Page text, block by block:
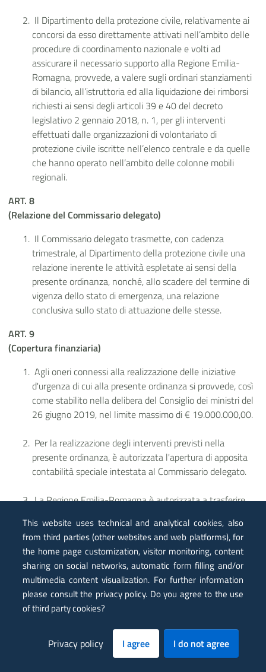
Il Dipartimento della protezione civile, relativamente ai
concorsi da esso direttamente attivati nell’ambito delle
procedure di coordinamento nazionale e volti ad
assicurare il necessario supporto alla Regione Emilia-
Romagna, provvede, a valere sugli ordinari stanziamenti
di bilancio, all’istruttoria ed alla liquidazione dei rimborsi
richiesti ai sensi degli articoli 39 e 40 del decreto
legislativo 2 gennaio 2018, n. 1, per gli interventi
effettuati dalle organizzazioni di volontariato di
protezione civile iscritte nell’elenco centrale e da quelle
che hanno operato nell’ambito delle colonne mobili
regionali.
ART. 8
(Relazione del Commissario delegato)
Il Commissario delegato trasmette, con cadenza
trimestrale, al Dipartimento della protezione civile una
relazione inerente le attività espletate ai sensi della
presente ordinanza, nonché, allo scadere del termine di
vigenza dello stato di emergenza, una relazione
conclusiva sullo stato di attuazione delle stesse.
ART. 9
(Copertura finanziaria)
Agli oneri connessi alla realizzazione delle iniziative
d'urgenza di cui alla presente ordinanza si provvede, così
come stabilito nella delibera del Consiglio dei ministri del
26 giugno 2019, nel limite massimo di € 19.000.000,00.
Per la realizzazione degli interventi previsti nella
presente ordinanza, è autorizzata l'apertura di apposita
contabilità speciale intestata al Commissario delegato.
La Regione Emilia-Romagna è autorizzata a trasferire
ulteriori risorse finanziarie finalizzate al superamento del
contesto emergenziale in rassegna, la cui quantificazione
deve essere effettuata, contestualmente al Piano di cui
all'art. 1, comma 3.
Con successiva ordinanza sono identificati la provenienza
delle risorse aggiuntive di cui al comma 3 ed il relativo
Il Commissario delegato è tenuto a rendicontare ai sensi
This website uses technical and analytical cookies, also
from third parties (other websites and web platforms), for
the home page customization, visitor monitoring, content
sharing on social networks, automatic form filling and/or
multimedia content visualization. For further information
please consult the privacy policy. Do you agree to the use
of third party cookies?
Privacy policy I agree I do not agree